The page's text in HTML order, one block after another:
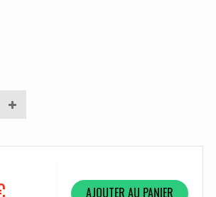
AJOUTER AU PANIER